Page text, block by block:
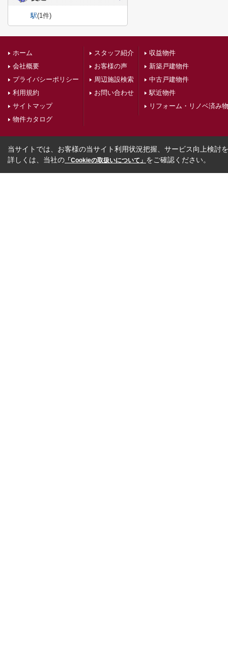
駅(1件)
ホーム
会社概要
プライバシーポリシー
利用規約
サイトマップ
物件カタログ
スタッフ紹介
お客様の声
周辺施設検索
お問い合わせ
収益物件
新築戸建物件
中古戸建物件
駅近物件
リフォーム・リノベ済み
当サイトでは、お客様の当サイト利用状況把握、サービス向上検討
詳しくは、当社の 「Cookieの取扱いについて」 をご確認ください。